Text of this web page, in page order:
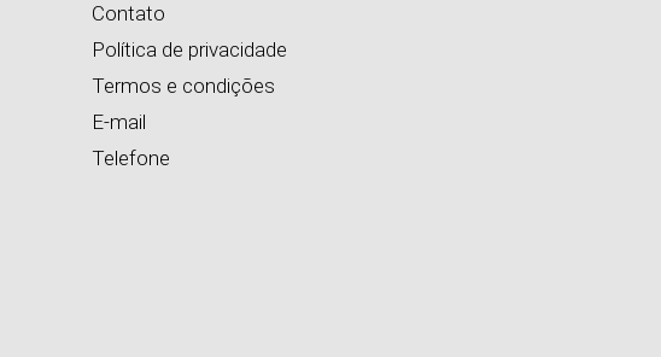
Contato
Política de privacidade
Termos e condições
E-mail
Telefone